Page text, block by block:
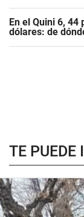
En el Quini 6,
dólares: de
TE PUEDE